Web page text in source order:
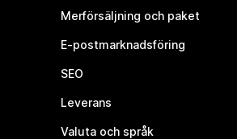
Merförsäljning och paket
E-postmarknadsföring
SEO
Leverans
Valuta och språk